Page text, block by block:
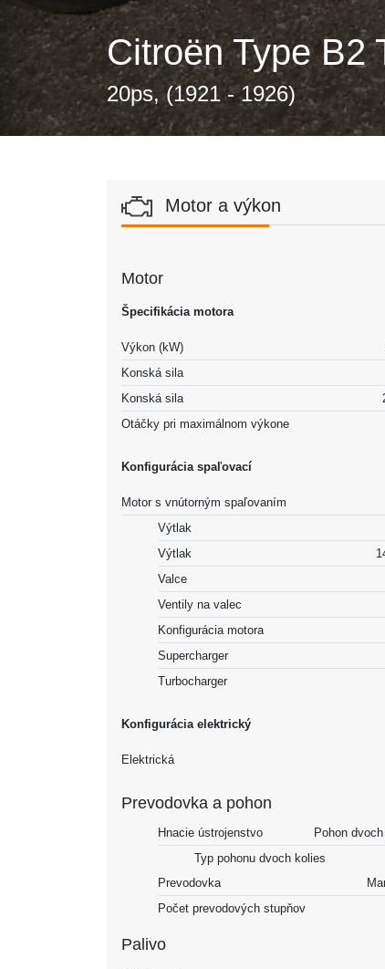
Citroën Type B2
20ps, (1921 - 1926)
Motor a výkon
Motor
Špecifikácia motora
Výkon (kW)
Konská sila
Konská sila
Otáčky pri maximálnom výkone
Konfigurácia spaľovací
Motor s vnútorným spaľovaním
Výtlak
Výtlak
Valce
Ventily na valec
Konfigurácia motora
Supercharger
Turbocharger
Konfigurácia elektrický
Elektrická
Prevodovka a pohon
Hnacie ústrojenstvo
Pohon
Typ pohonu dvoch kolies
Prevodovka
Počet prevodových stupňov
Palivo